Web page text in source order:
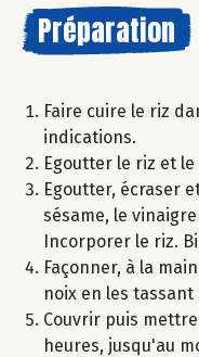
Préparation
Faire cuire le riz
indications.
Egoutter le riz et
Egoutter, écraser
sésame, le
Incorporer le riz.
Façonner, à la
noix en les tassant
Couvrir puis
heures, jusqu'au